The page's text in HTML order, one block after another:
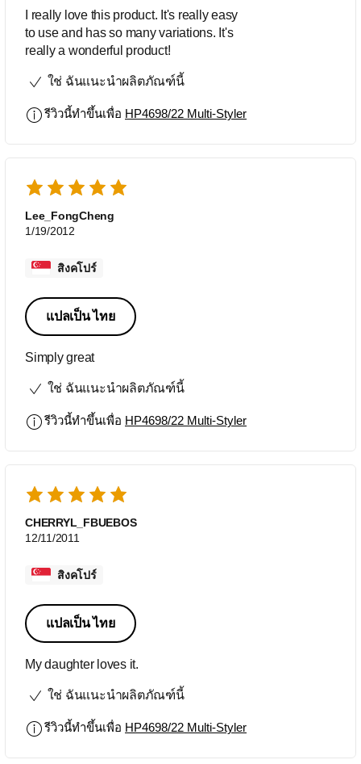
I really love this product. It's really easy
to use and has so many variations. It's
really a wonderful product!
ใช่ ฉันแนะนำผลิตภัณฑ์นี้
รีวิวนี้ทำขึ้นเพื่อ HP4698/22 Multi-Styler
Lee_FongCheng
1/19/2012
สิงคโปร์
แปลเป็น ไทย
Simply great
ใช่ ฉันแนะนำผลิตภัณฑ์นี้
รีวิวนี้ทำขึ้นเพื่อ HP4698/22 Multi-Styler
CHERRYL_FBUEBOS
12/11/2011
สิงคโปร์
แปลเป็น ไทย
My daughter loves it.
ใช่ ฉันแนะนำผลิตภัณฑ์นี้
รีวิวนี้ทำขึ้นเพื่อ HP4698/22 Multi-Styler